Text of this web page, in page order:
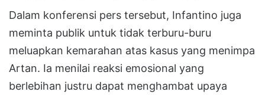
Dalam konferensi pers tersebut, Infantino juga
meminta publik untuk tidak terburu-buru
meluapkan kemarahan atas kasus yang menimpa
Artan. Ia menilai reaksi emosional yang
berlebihan justru dapat menghambat upaya